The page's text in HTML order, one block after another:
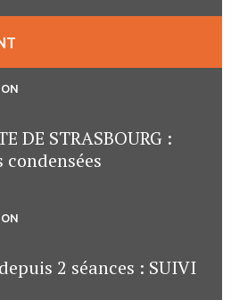
DE STRASBOURG :
2 séances : SUIVI